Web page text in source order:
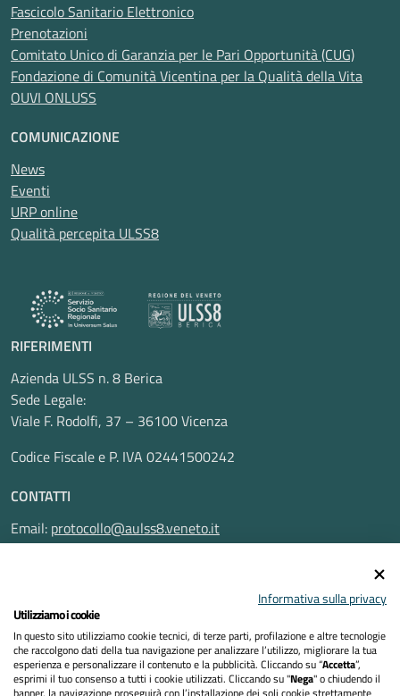
Fascicolo Sanitario Elettronico
Prenotazioni
Comitato Unico di Garanzia per le Pari Opportunità (CUG)
Fondazione di Comunità Vicentina per la Qualità della Vita
OUVI ONLUSS
COMUNICAZIONE
News
Eventi
URP online
Qualità percepita ULSS8
RIFERIMENTI
Azienda ULSS n. 8 Berica
Sede Legale:
Viale F. Rodolfi, 37 – 36100 Vicenza
Codice Fiscale e P. IVA 02441500242
CONTATTI
Email: protocollo@aulss8.veneto.it
Pec:protocollo.aulss8@pecveneto.it
Privacy Policy
Informativa sulla privacy
Utilizziamo i cookie
In questo sito utilizziamo cookie tecnici, di terze parti, profilazione e altre tecnologie
che raccolgono dati della tua navigazione per analizzare l’utilizzo, migliorare la tua
esperienza e personalizzare il contenuto e la pubblicità. Cliccando su “Accetta”,
esprimi il tuo consenso a tutti i cookie utilizzati. Cliccando su "Nega" o chiudendo il